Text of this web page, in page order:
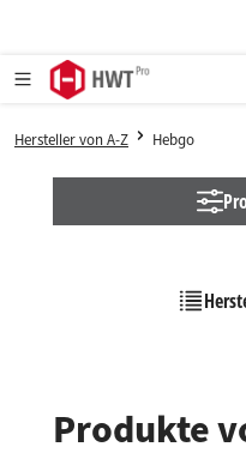
Hersteller von A-Z Hebgo
Produkte